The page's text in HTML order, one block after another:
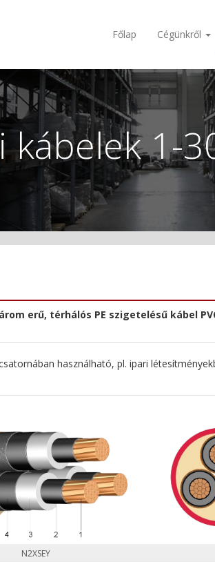
Főlap Cégünkről
kábelek 1-
erű, térhálós PE szigetelésű kábel
használható, pl. ipari
N2XSEY